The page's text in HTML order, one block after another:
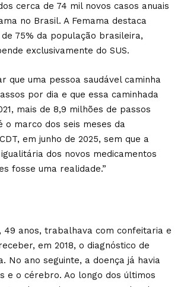
cerca de 74 mil novos casos anuais
no Brasil. A Femama destaca
75% da população brasileira,
exclusivamente do SUS.
que uma pessoa saudável caminha
por dia e que essa caminhada
mais de 8,9 milhões de passos
o marco dos seis meses da
em junho de 2025, sem que a
dos novos medicamentos
fosse uma realidade.”
49 anos, trabalhava com confeitaria e
em 2018, o diagnóstico de
No ano seguinte, a doença já havia
e o cérebro. Ao longo dos últimos